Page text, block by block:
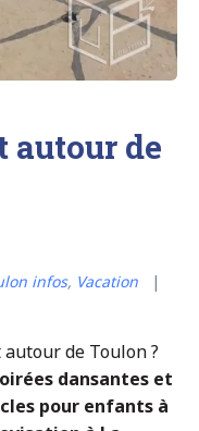
autour de
infos, Vacation
de Toulon ?
dansantes et
pour enfants à